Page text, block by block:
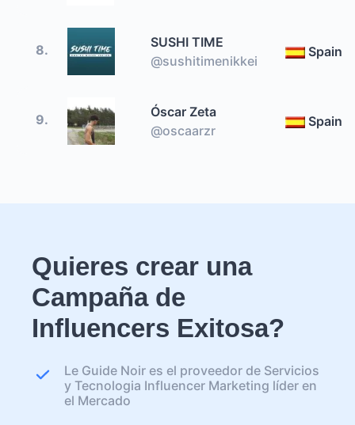
8.
SUSHI TIME
@sushitimenikkei
Spain
9.
Óscar Zeta
@oscaarzr
Spain
Quieres crear una
Campaña de
Influencers Exitosa?
Le Guide Noir es el proveedor de Servicios
y Tecnologia Influencer Marketing líder en
el Mercado